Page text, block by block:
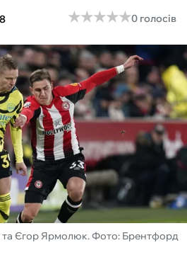
★★★★★
★★★★★0 голосів
та Єгор Ярмолюк. Фото: Брентфорд